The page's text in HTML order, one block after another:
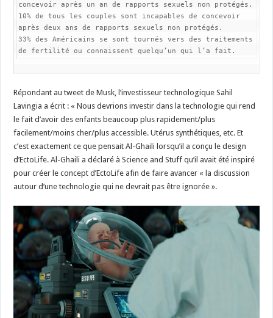
concevoir après un an de rapports sexuels non protégés.
10% de tous les couples sont incapables de concevoir
après deux ans de rapports sexuels non protégés.
33% des Américains se sont tournés vers des traitements
de fertilité ou connaissent quelqu’un qui l’a fait.
Répondant au tweet de Musk, l’investisseur technologique Sahil
Lavingia a écrit : « Nous devrions investir dans la technologie qui rend
le fait d’avoir des enfants beaucoup plus rapidement/plus
facilement/moins cher/plus accessible. Utérus synthétiques, etc. Et
c’est exactement ce que pensait Al-Ghaili lorsqu’il a conçu le design
d’EctoLife. Al-Ghaili a déclaré à Science and Stuff qu’il avait été inspiré
pour créer le concept d’EctoLife afin de faire avancer « la discussion
autour d’une technologie qui ne devrait pas être ignorée ».